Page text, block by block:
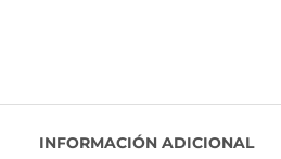
INFORMACIÓN ADICIONAL